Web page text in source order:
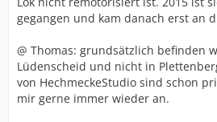
gegangen und kam danach erst an
@ Thomas: grundsätzlich befinden
Lüdenscheid und nicht in
von HechmeckeStudio sind schon
mir gerne immer wieder an.